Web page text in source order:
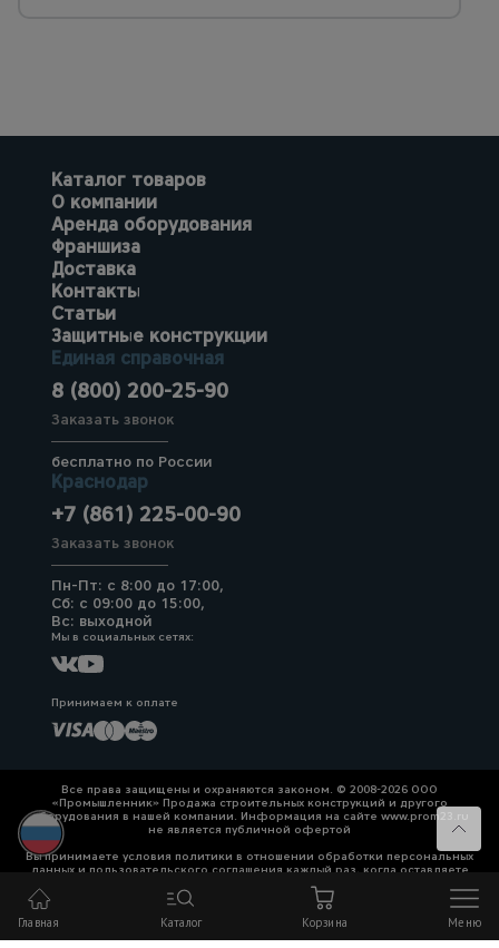
Каталог товаров
О компании
Аренда оборудования
Франшиза
Доставка
Контакты
Статьи
Защитные конструкции
Единая справочная
8 (800) 200-25-90
Заказать звонок
бесплатно по России
Краснодар
+7 (861) 225-00-90
Заказать звонок
Пн-Пт: с 8:00 до 17:00,
Сб: с 09:00 до 15:00,
Вс: выходной
Мы в социальных сетях:
Принимаем к оплате
Все права защищены и охраняются законом. © 2008-2026 ООО
«Промышленник» Продажа строительных конструкций и другого
оборудования в нашей компании. Информация на сайте www.prom23.ru
не является публичной офертой
Вы принимаете условия политики в отношении обработки персональных
данных и пользовательского соглашения каждый раз, когда оставляете
свои данные в любой форме обратной связи на сайте prom23.ru и его
Политика конфиденциальности
Главная Каталог Корзина Меню